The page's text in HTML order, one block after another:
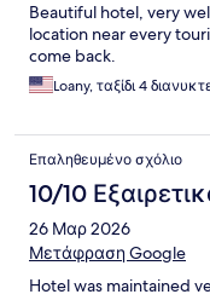
Beautiful hotel, very
location near every
come back.
Loany, ταξίδι 4
Επαληθευμένο σχόλιο
10/10
26 Μαρ 2026
Μετάφραση Google
Hotel was maintained